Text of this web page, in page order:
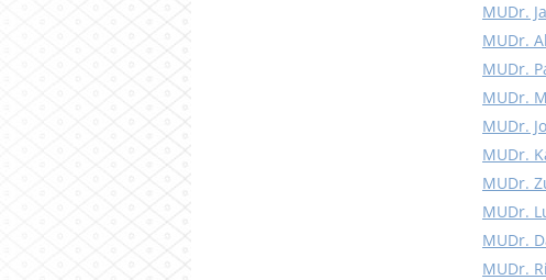
MUDr.
MUDr.
MUDr.
MUDr.
MUDr.
MUDr.
MUDr.
MUDr.
MUDr.
MUDr.